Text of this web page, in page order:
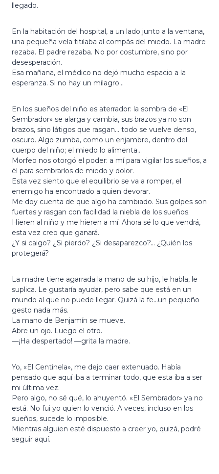
llegado.
En la habitación del hospital, a un lado junto a la ventana,
una pequeña vela titilaba al compás del miedo. La madre
rezaba. El padre rezaba. No por costumbre, sino por
desesperación.
Esa mañana, el médico no dejó mucho espacio a la
esperanza. Si no hay un milagro…
En los sueños del niño es aterrador: la sombra de «El
Sembrador» se alarga y cambia, sus brazos ya no son
brazos, sino látigos que rasgan… todo se vuelve denso,
oscuro. Algo zumba, como un enjambre, dentro del
cuerpo del niño; el miedo lo alimenta…
Morfeo nos otorgó el poder: a mí para vigilar los sueños, a
él para sembrarlos de miedo y dolor.
Esta vez siento que el equilibrio se va a romper, el
enemigo ha encontrado a quien devorar.
Me doy cuenta de que algo ha cambiado. Sus golpes son
fuertes y rasgan con facilidad la niebla de los sueños.
Hieren al niño y me hieren a mí. Ahora sé lo que vendrá,
esta vez creo que ganará.
¿Y si caigo? ¿Si pierdo? ¿Si desaparezco?… ¿Quién los
protegerá?
La madre tiene agarrada la mano de su hijo, le habla, le
suplica. Le gustaría ayudar, pero sabe que está en un
mundo al que no puede llegar. Quizá la fe…un pequeño
gesto nada más.
La mano de Benjamín se mueve.
Abre un ojo. Luego el otro.
—¡Ha despertado! —grita la madre.
Yo, «El Centinela», me dejo caer extenuado. Había
pensado que aquí iba a terminar todo, que esta iba a ser
mi última vez.
Pero algo, no sé qué, lo ahuyentó. «El Sembrador» ya no
está. No fui yo quien lo venció. A veces, incluso en los
sueños, sucede lo imposible.
Mientras alguien esté dispuesto a creer yo, quizá, podré
seguir aquí.